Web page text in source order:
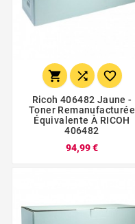
  
Ricoh 406482 Jaune -
Toner Remanufacturée
Équivalente À RICOH
406482
94,99 €